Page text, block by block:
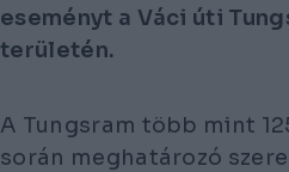
eseményt a Váci úti
területén.
A Tungsram több mint
során meghatározó